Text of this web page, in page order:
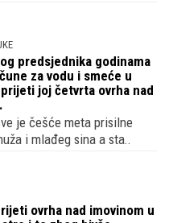
predsjednika godinama
za vodu i smeće u
joj četvrta ovrha nad
je češće meta prisilne
i mlađeg sina a sta..
ovrha nad imovinom u